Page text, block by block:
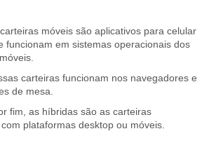
móveis são aplicativos para celular
funcionam em sistemas operacionais dos
carteiras funcionam nos navegadores e
de mesa.
fim, as híbridas são as carteiras
plataformas desktop ou móveis.